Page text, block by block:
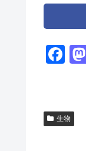
F
e
b
生物